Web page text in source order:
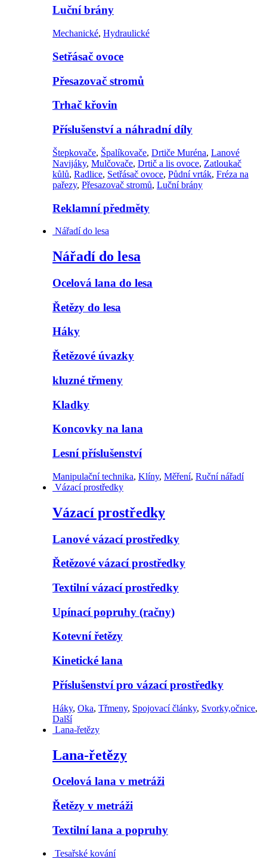
Luční brány
Mechanické, Hydraulické
Setřásač ovoce
Přesazovač stromů
Trhač křovin
Příslušenství a náhradní díly
Štepkovače, Špalíkovače, Drtiče Muréna, Lanové
Navijáky, Mulčovače, Drtič a lis ovoce, Zatloukač
kůlů, Radlice, Setřásač ovoce, Půdní vrták, Fréza na
pařezy, Přesazovač stromů, Luční brány
Reklamní předměty
Nářadí do lesa
Nářadí do lesa
Ocelová lana do lesa
Řetězy do lesa
Háky
Řetězové úvazky
kluzné třmeny
Kladky
Koncovky na lana
Lesní příslušenství
Manipulační technika, Klíny, Měření, Ruční nářadí
Vázací prostředky
Vázací prostředky
Lanové vázací prostředky
Řetězové vázací prostředky
Textilní vázací prostředky
Upínací popruhy (račny)
Kotevní řetězy
Kinetické lana
Příslušenství pro vázací prostředky
Háky, Oka, Třmeny, Spojovací články, Svorky,očnice,
Další
Lana-řetězy
Lana-řetězy
Ocelová lana v metráži
Řetězy v metráži
Textilní lana a popruhy
Tesařské kování